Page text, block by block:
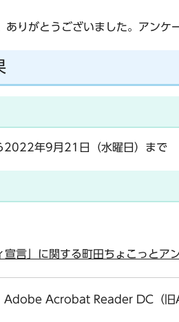
りがとうございました。アンケ
年9月21日（水曜日）まで
宣言」に関する町田ちょこっとア
Adobe Acrobat Reader DC（